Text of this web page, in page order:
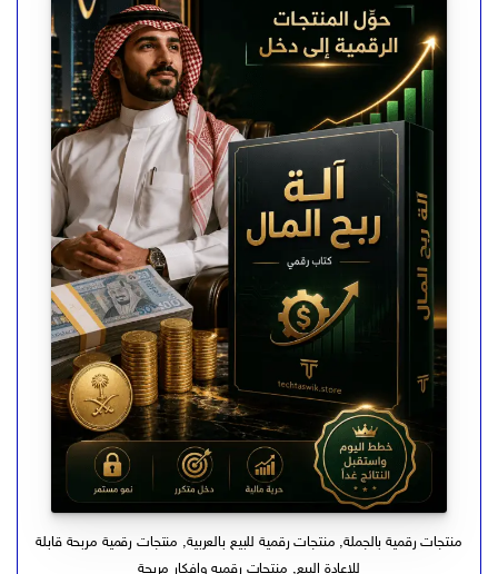
منتجات رقمية بالجملة, منتجات رقمية للبيع بالعربية, منتجات رقمية مربحة قابلة
للاعادة البيع, منتجات رقميه وافكار مربحة
ر.س 199,00.
ر.س 49,00.